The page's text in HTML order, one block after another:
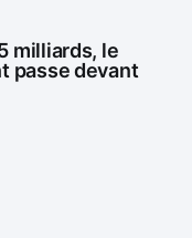
milliards, le
passe devant